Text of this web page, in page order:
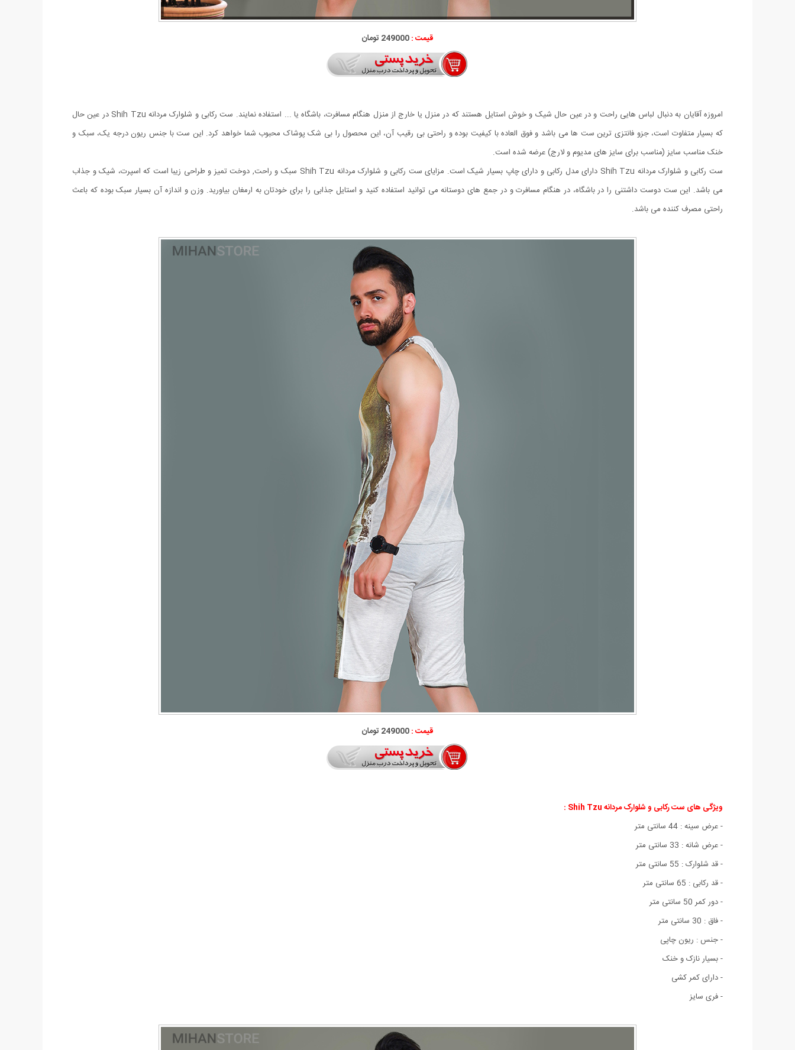
قیمت :249000 تومان
امروزه آقایان به دنبال لباس هایی راحت و در عین حال شیک و خوش استایل هستند که در منزل یا خارج از منزل هنگام مسافرت، باشگاه یا ... استفاده نمایند. ست رکابی و شلوارک مردانه Shih Tzu در عین حال
که بسیار متفاوت است، جزو فانتزی ترین ست ها می باشد و فوق العاده با کیفیت بوده و راحتی بی رقیب آن، این محصول را بی شک پوشاک محبوب شما خواهد کرد. این ست با جنس ریون درجه یک، سبک و
خنک مناسب سایز (مناسب برای سایز های مدیوم و لارج) عرضه شده است.
ست رکابی و شلوارک مردانه Shih Tzu دارای مدل رکابی و دارای چاپ بسیار شیک است. مزايای ست رکابی و شلوارک مردانه Shih Tzu سبک و راحت, دوخت تميز و طراحی زیبا است که اسپرت، شیک و جذاب
می باشد. این ست دوست داشتنی را در باشگاه، در هنگام مسافرت و در جمع های دوستانه می توانید استفاده کنید و استایل جذابی را برای خودتان به ارمغان بیاورید. وزن و اندازه آن بسیار سبک بوده که باعث
راحتی مصرف کننده می باشد.
قیمت :249000 تومان
ویژگی های ست رکابی و شلوارک مردانهShih Tzu
:
- عرض سینه : 44 سانتی متر
- عرض شانه : 33 سانتی متر
- قد شلوارک : 55 سانتی متر
- قد رکابی : 65 سانتی متر
- دور کمر 50 سانتی متر
- فاق : 30 سانتی متر
- جنس : ریون چاپی
- بسیار نازک و خنک
- دارای کمر کشی
- فری سایز